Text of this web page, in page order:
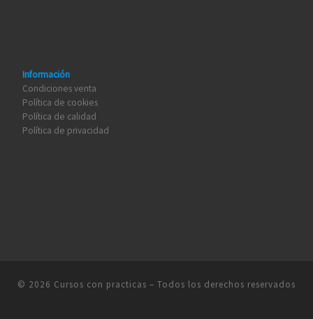
Información
Condiciones venta
Política de cookies
Política de calidad
Política de privacidad
© 2026 Cursos con practicas – Todos los derechos reservados